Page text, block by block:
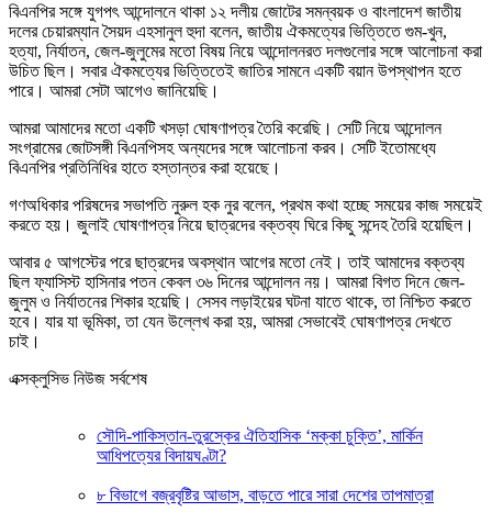
বিএনপির সঙ্গে যুগপৎ আন্দোলনে থাকা ১২ দলীয় জোটের সমন্বয়ক ও বাংলাদেশ জাতীয়
দলের চেয়ারম্যান সৈয়দ এহসানুল হুদা বলেন, জাতীয় ঐকমত্যের ভিত্তিতে গুম-খুন,
হত্যা, নির্যাতন, জেল-জুলুমের মতো বিষয় নিয়ে আন্দোলনরত দলগুলোর সঙ্গে আলোচনা করা
উচিত ছিল। সবার ঐকমত্যের ভিত্তিতেই জাতির সামনে একটি বয়ান উপস্থাপন হতে
পারে। আমরা সেটা আগেও জানিয়েছি।
আমরা আমাদের মতো একটি খসড়া ঘোষণাপত্র তৈরি করেছি। সেটি নিয়ে আন্দোলন
সংগ্রামের জোটসঙ্গী বিএনপিসহ অন্যদের সঙ্গে আলোচনা করব। সেটি ইতোমধ্যে
বিএনপির প্রতিনিধির হাতে হস্তান্তর করা হয়েছে।
গণঅধিকার পরিষদের সভাপতি নুরুল হক নুর বলেন, প্রথম কথা হচ্ছে সময়ের কাজ সময়েই
করতে হয়। জুলাই ঘোষণাপত্র নিয়ে ছাত্রদের বক্তব্য ঘিরে কিছু সন্দেহ তৈরি হয়েছিল।
আবার ৫ আগস্টের পরে ছাত্রদের অবস্থান আগের মতো নেই। তাই আমাদের বক্তব্য
ছিল ফ্যাসিস্ট হাসিনার পতন কেবল ৩৬ দিনের আন্দোলন নয়। আমরা বিগত দিনে জেল-
জুলুম ও নির্যাতনের শিকার হয়েছি। সেসব লড়াইয়ের ঘটনা যাতে থাকে, তা নিশ্চিত করতে
হবে। যার যা ভূমিকা, তা যেন উল্লেখ করা হয়, আমরা সেভাবেই ঘোষণাপত্র দেখতে
চাই।
এক্সক্লুসিভ নিউজ সর্বশেষ
সৌদি-পাকিস্তান-তুরস্কের ঐতিহাসিক ‘মক্কা চুক্তি’, মার্কিন
আধিপত্যের বিদায়ঘণ্টা?
৮ বিভাগে বজ্রবৃষ্টির আভাস, বাড়তে পারে সারা দেশের তাপমাত্রা